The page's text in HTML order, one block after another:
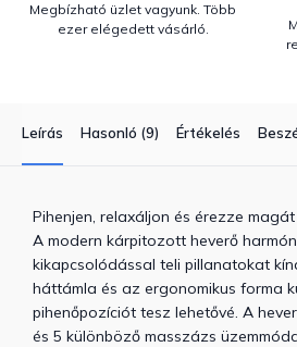
Megbízható üzlet vagyunk. Több
ezer elégedett vásárló.
Leírás Hasonló (9) Értékelés
Pihenjen, relaxáljon és érezze
A modern kárpitozott heverő
kikapcsolódással teli pillanatokat
háttámla és az ergonomikus forma
pihenőpozíciót tesz lehetővé. A
és 5 különböző masszázs